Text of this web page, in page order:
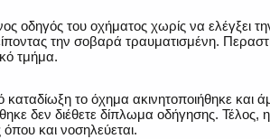
οδηγός του οχήματος χωρίς να ελέγξει
την σοβαρά τραυματισμένη.
τμήμα.
το όχημα ακινητοποιήθηκε και
δεν διέθετε δίπλωμα οδήγησης. Τέλος,
όπου και νοσηλεύεται.